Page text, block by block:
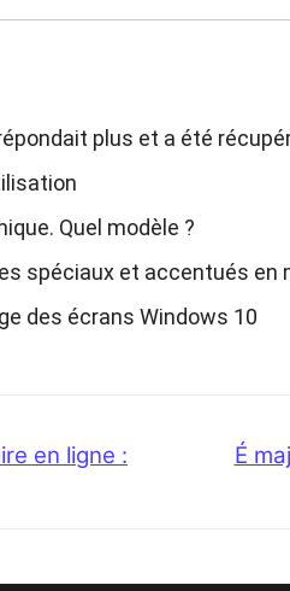
plus et a été
Quel modèle ?
spéciaux et accentués en
des écrans Windows 10
en ligne :
Next
É